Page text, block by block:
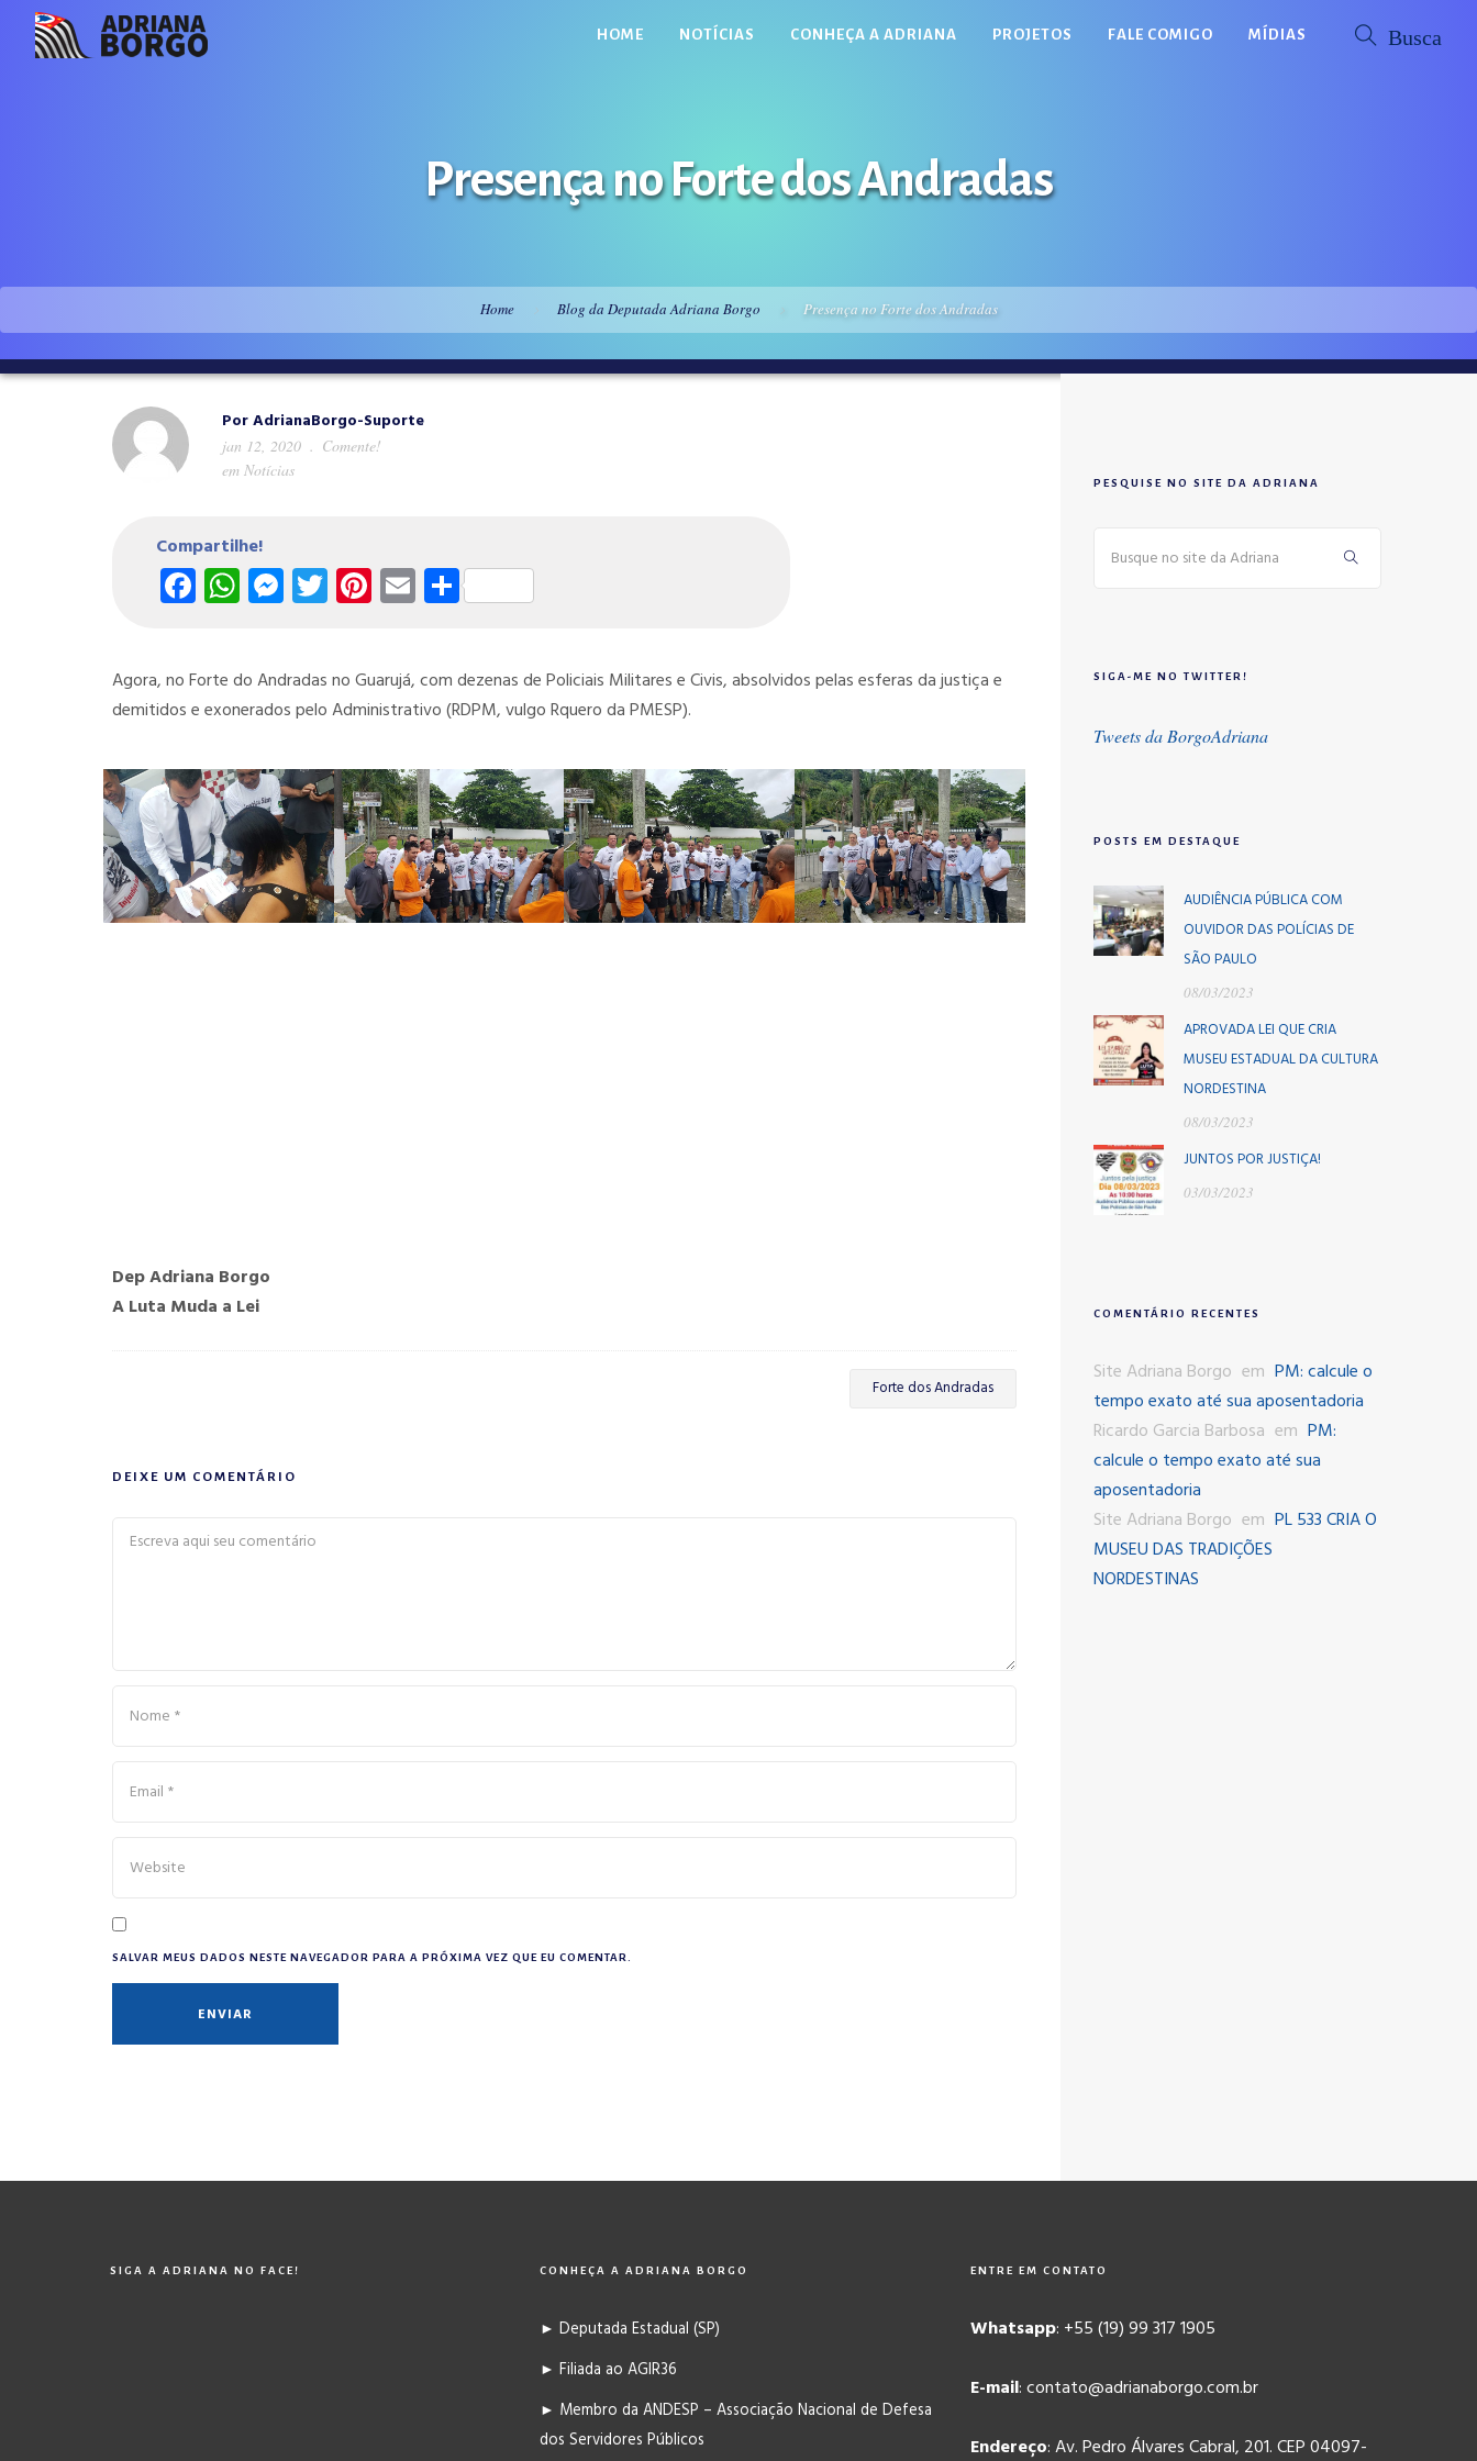
HOME NOTÍCIAS CONHEÇA A ADRIANA PROJETOS FALE COMIGO MÍDIAS
Presença no Forte dos Andradas
Home Blog da Deputada Adriana Borgo Presença no Forte dos Andradas
PorAdrianaBorgo-Suporte
jan 12, 2020
Comente!
em Notícias
Compartilhe!
Facebook
WhatsApp
Messenger
Twitter
Pinterest
Email
Share
Agora, no Forte do Andradas no Guarujá, com dezenas de Policiais Militares e Civis, absolvidos pelas esferas da justiça e
demitidos e exonerados pelo Administrativo (RDPM, vulgo Rquero da PMESP).
Dep Adriana Borgo
A Luta Muda a Lei
Forte dos Andradas
DEIXE UM COMENTÁRIO
SALVAR MEUS DADOS NESTE NAVEGADOR PARA A PRÓXIMA VEZ QUE EU COMENTAR.
PESQUISE NO SITE DA ADRIANA
SIGA-ME NO TWITTER!
Tweets da BorgoAdriana
POSTS EM DESTAQUE
AUDIÊNCIA PÚBLICA COM
OUVIDOR DAS POLÍCIAS DE
SÃO PAULO
08/03/2023
APROVADA LEI QUE CRIA
MUSEU ESTADUAL DA CULTURA
NORDESTINA
08/03/2023
JUNTOS POR JUSTIÇA!
03/03/2023
COMENTÁRIO RECENTES
Site Adriana Borgo em PM: calcule o
tempo exato até sua aposentadoria
Ricardo Garcia Barbosa em PM:
calcule o tempo exato até sua
aposentadoria
Site Adriana Borgo em PL 533 CRIA O
MUSEU DAS TRADIÇÕES
NORDESTINAS
SIGA A ADRIANA NO FACE! CONHEÇA A ADRIANA BORGO
► Deputada Estadual (SP)
► Filiada ao AGIR36
► Membro da ANDESP – Associação Nacional de Defesa
dos Servidores Públicos
ENTRE EM CONTATO
Whatsapp: +55 (19) 99 317 1905
E-mail: contato@adrianaborgo.com.br
Endereço: Av. Pedro Álvares Cabral, 201. CEP 04097-